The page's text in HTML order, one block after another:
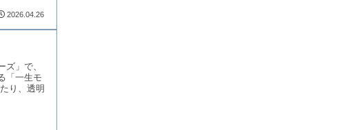
2026.04.26
」で、
「一生モ
り、透明